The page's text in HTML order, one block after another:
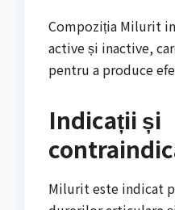
Compoziția Milurit
active și inactive,
pentru a produce
Indicații și
Milurit este indicat